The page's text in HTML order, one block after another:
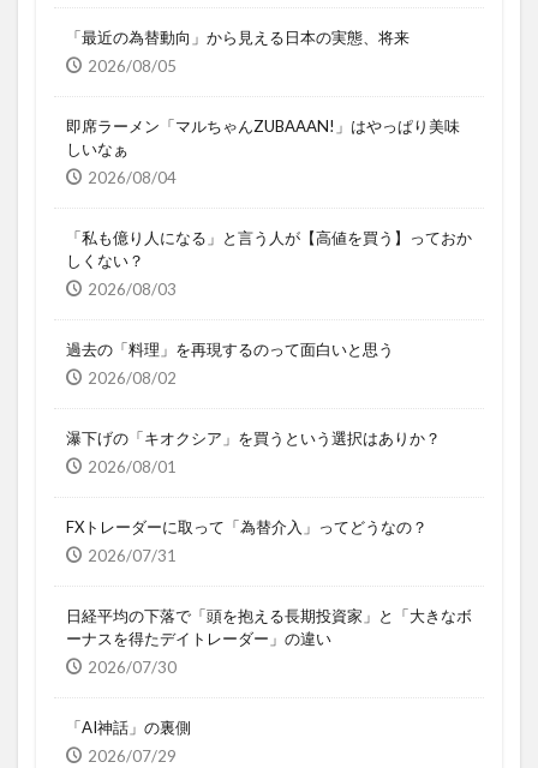
「最近の為替動向」から見える日本の実態、将来
2026/08/05
即席ラーメン「マルちゃんZUBAAAN!」はやっぱり美味
しいなぁ
2026/08/04
「私も億り人になる」と言う人が【高値を買う】っておか
しくない？
2026/08/03
過去の「料理」を再現するのって面白いと思う
2026/08/02
瀑下げの「キオクシア」を買うという選択はありか？
2026/08/01
FXトレーダーに取って「為替介入」ってどうなの？
2026/07/31
日経平均の下落で「頭を抱える長期投資家」と「大きなボ
ーナスを得たデイトレーダー」の違い
2026/07/30
「AI神話」の裏側
2026/07/29